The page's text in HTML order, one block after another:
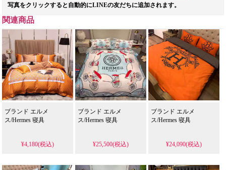
写真をクリックすると自動的にLINEの友だちに追加されます。
関連商品
ブランド エルメ
ス/Hermes 寝具
¥4,180(税込)
ブランド エルメ
ス/Hermes 寝具
¥25,500(税込)
ブランド エルメ
ス/Hermes 寝具
¥24,090(税込)